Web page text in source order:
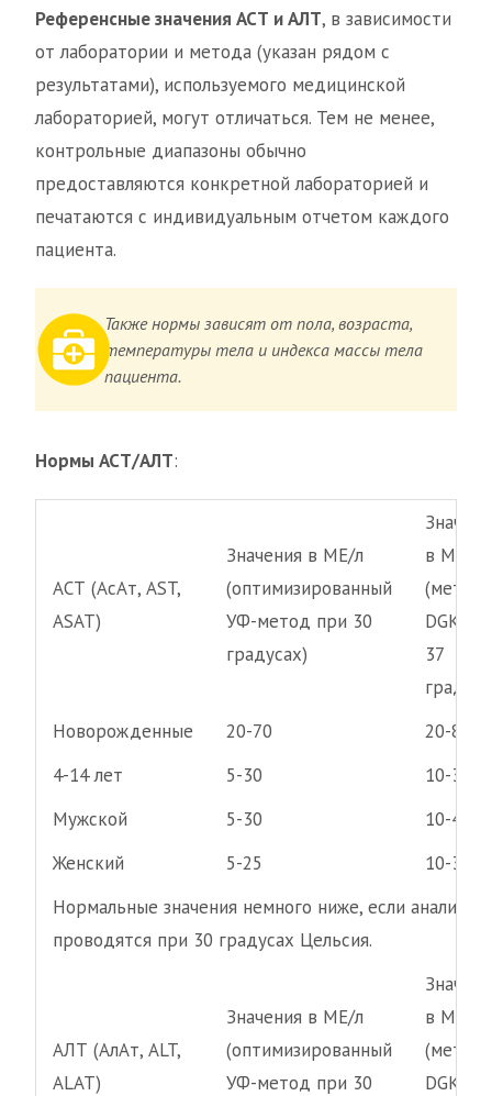
Референсные значения АСТ и АЛТ, в зависимости
от лаборатории и метода (указан рядом с
результатами), используемого медицинской
лабораторией, могут отличаться. Тем не менее,
контрольные диапазоны обычно
предоставляются конкретной лабораторией и
печатаются с индивидуальным отчетом каждого
пациента.
Также нормы зависят от пола, возраста,
температуры тела и индекса массы тела
пациента.
Нормы АСТ/АЛТ:
АСТ (АсАт, AST,
ASAT)
Значения в МЕ/л
(оптимизированный
УФ-метод при 30
градусах)
в МЕ/л
(метод
DGKC
37
Новорожденные
20-70
20-80
4-14 лет
5-30
10-35
Мужской
5-30
10-40
Женский
5-25
10-35
Нормальные значения немного ниже, если анализы
проводятся при 30 градусах Цельсия.
АЛТ (АлАт, ALT,
ALAT)
Значения в МЕ/л
(оптимизированный
УФ-метод при 30
в МЕ/л
(метод
DGKC